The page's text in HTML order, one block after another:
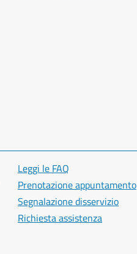
Leggi le FAQ
Prenotazione appuntamento
Segnalazione disservizio
Richiesta assistenza